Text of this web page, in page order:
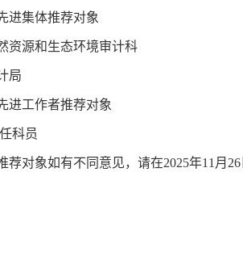
进集体推荐对象
资源和生态环境审计科
局
进工作者推荐对象
科员
荐对象如有不同意见，请在2025年11 月 26